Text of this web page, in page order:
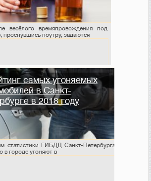
весёлого времяпровождения под
проснувшись поутру, задаются
самых угоняемых
в Санкт-
в 2018 году
статистики ГИБДД Санкт-Петербурга,
в городе угоняют в